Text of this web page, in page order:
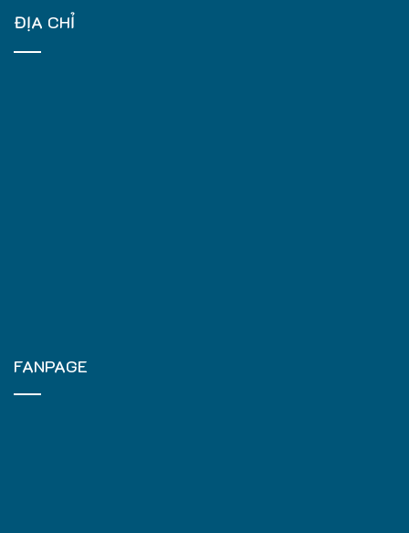
ĐỊA CHỈ
FANPAGE